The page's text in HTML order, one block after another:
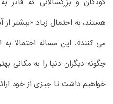
کودکان و بزرگسالانی که قادر
هستند، به احتمال زیاد «بیشتر
می کنند». این مساله احتمالا
چگونه دیگران دنیا را به مکانی
خواهیم داشت تا چیزی از خود